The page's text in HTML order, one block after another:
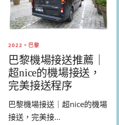
2022。巴黎
巴黎機場接送推薦｜
超nice的機場接送，
完美接送程序
巴黎機場接送｜超nice的機場
接送，完美接...